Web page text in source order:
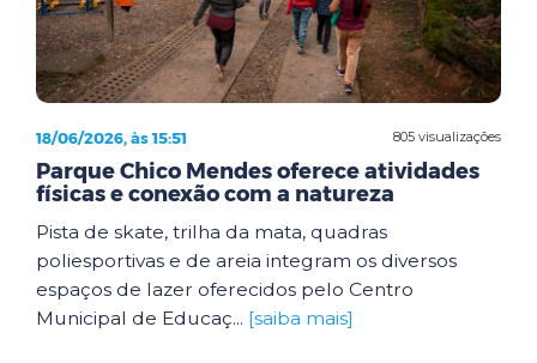
805 visualizações
18/06/2026, às 15:51
Parque Chico Mendes oferece atividades
físicas e conexão com a natureza
Pista de skate, trilha da mata, quadras
poliesportivas e de areia integram os diversos
espaços de lazer oferecidos pelo Centro
Municipal de Educaç... [saiba mais]